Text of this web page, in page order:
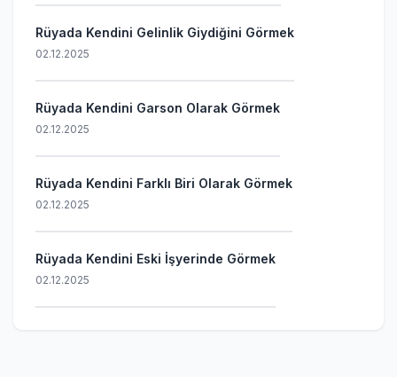
Rüyada Kendini Gelinlik Giydiğini Görmek
02.12.2025
Rüyada Kendini Garson Olarak Görmek
02.12.2025
Rüyada Kendini Farklı Biri Olarak Görmek
02.12.2025
Rüyada Kendini Eski İşyerinde Görmek
02.12.2025